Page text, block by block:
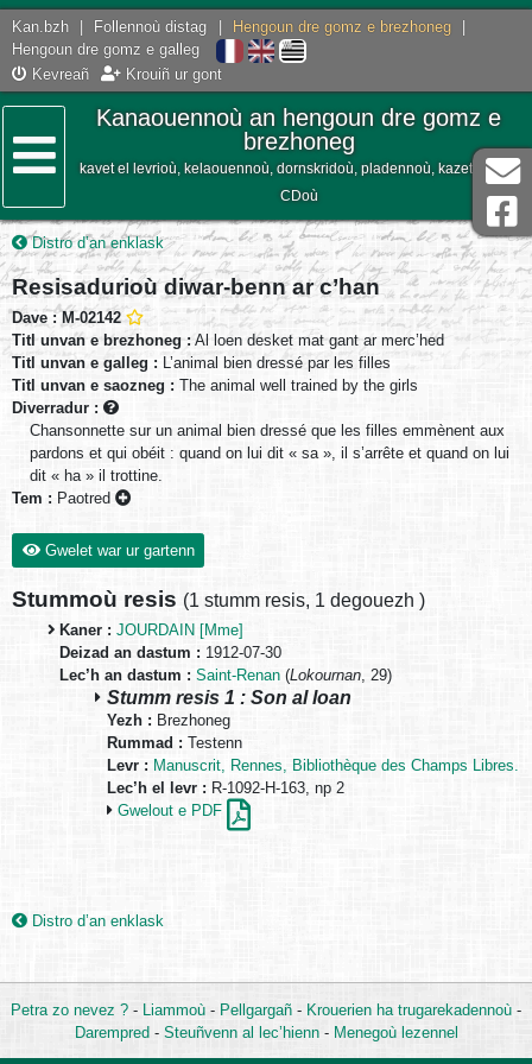
Kan.bzh Follennoù distag Hengoun dre gomz e brezhoneg
Hengoun dre gomz e galleg
Kevreañ
Krouiñ ur gont
Lañser
Kanaouennoù an hengoun dre gomz e
brezhoneg
kavet el levrioù, kelaouennoù, dornskridoù, pladennoù, kazetennoù,
CDoù
Distro d’an enklask
Resisadurioù diwar-benn ar c’han
Dave : M-02142
Titl unvan e brezhoneg : Al loen desket mat gant ar merc’hed
Titl unvan e galleg : L’animal bien dressé par les filles
Titl unvan e saozneg : The animal well trained by the girls
Diverradur :
Chansonnette sur un animal bien dressé que les filles emmènent aux
pardons et qui obéit : quand on lui dit « sa », il s’arrête et quand on lui
dit « ha » il trottine.
Tem : Paotred
Gwelet war ur gartenn
Stummoù resis (1 stumm resis, 1 degouezh )
Kaner : JOURDAIN [Mme]
Deizad an dastum : 1912-07-30
Lec’h an dastum : Saint-Renan (Lokournan, 29)
Stumm resis 1 : Son al loan
Yezh : Brezhoneg
Rummad : Testenn
Levr : Manuscrit, Rennes, Bibliothèque des Champs Libres.
Lec’h el levr : R-1092-H-163, np 2
Gwelout e PDF
Distro d’an enklask
Petra zo nevez ? - Liammoù - Pellgargañ - Krouerien ha trugarekadennoù -
Darempred- Steuñvenn al lec’hienn- Menegoù lezennel